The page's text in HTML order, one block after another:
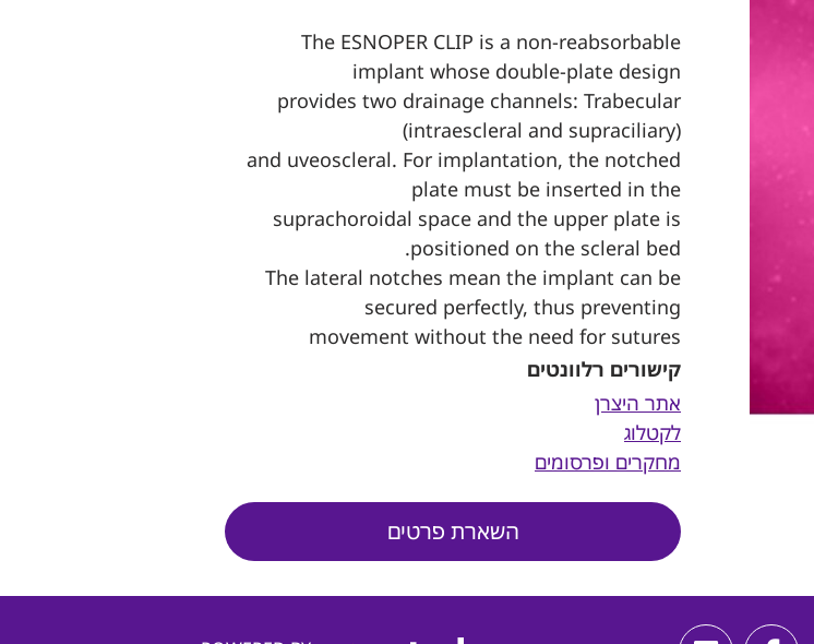
The ESNOPER CLIP is a non-reabsorbable
implant whose double-plate design
provides two drainage channels: Trabecular
(intraescleral and supraciliary)
and uveoscleral. For implantation, the notched
plate must be inserted in the
suprachoroidal space and the upper plate is
positioned on the scleral bed.
The lateral notches mean the implant can be
secured perfectly, thus preventing
movement without the need for sutures
קישורים רלוונטים
אתר היצרן
לקטלוג
מחקרים ופרסומים
השארת פרטים